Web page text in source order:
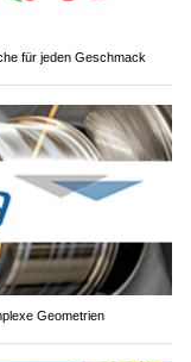
für jeden Geschmack
Geometrien